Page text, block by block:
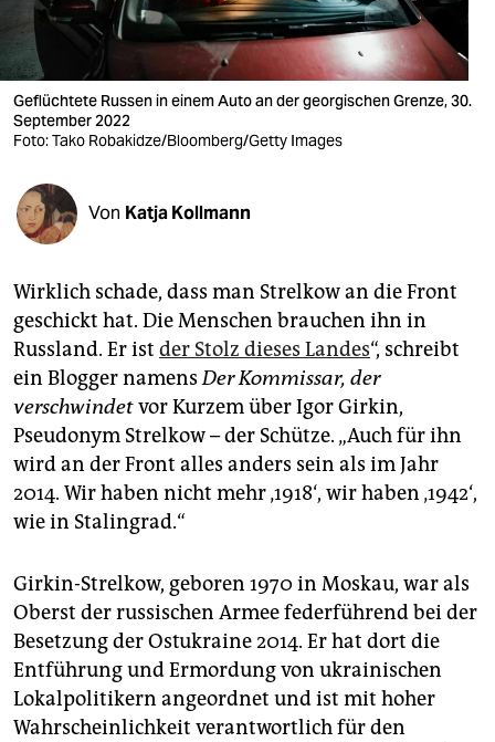
wahrheit
verlag
verlag
shop
fragen & hilfe
unterstützen
abo
genossenschaft
epaper login
Geflüchtete Russen in einem Auto an der georgischen Grenze, 30.
September 2022
Foto: Tako Robakidze/Bloomberg/Getty Images
Von Katja Kollmann
Wirklich schade, dass man Strelkow an die Front
geschickt hat. Die Menschen brauchen ihn in
Russland. Er ist der Stolz dieses Landes“, schreibt
ein Blogger namensDer Kommissar, der
verschwindetvor Kurzem über Igor Girkin,
Pseudonym Strelkow – der Schütze. „Auch für ihn
wird an der Front alles anders sein als im Jahr
2014. Wir haben nicht mehr ‚1918‘, wir haben ‚1942‘,
wie in Stalingrad.“
Girkin-Strelkow, geboren 1970 in Moskau, war als
Oberst der russischen Armee federführend bei der
Besetzung der Ostukraine 2014. Er hat dort die
Entführung und Ermordung von ukrainischen
Lokalpolitikern angeordnet und ist mit hoher
Wahrscheinlichkeit verantwortlich für den